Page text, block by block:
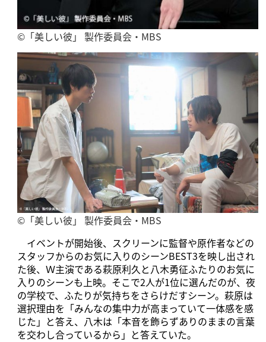
©「美しい彼」 製作委員会・MBS
©「美しい彼」 製作委員会・MBS
イベントが開始後、スクリーンに監督や原作者などの
スタッフからのお気に入りのシーンBEST3を映し出され
た後、Ｗ主演である萩原利久と八木勇征ふたりのお気に
入りのシーンも上映。そこで2人が1位に選んだのが、夜
の学校で、ふたりが気持ちをさらけだすシーン。萩原は
選択理由を「みんなの集中力が高まっていて一体感を感
じた」と答え、八木は「本音を飾らずありのままの言葉
を交わし合っているから」と答えていた。